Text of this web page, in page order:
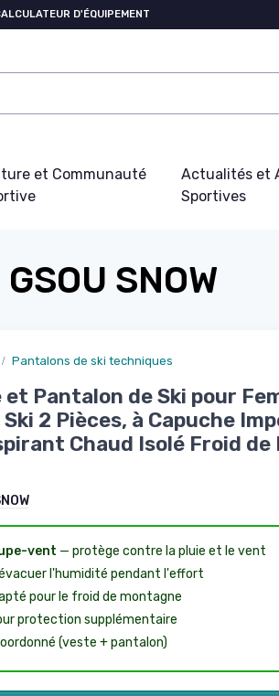
D'ÉQUIPEMENT
et Communauté
Actualités et
Sportives
GSOU SNOW
Pantalons de ski techniques
et Pantalon de Ski pour
2 Pièces, à Capuche
Chaud Isolé Froid de
vent — protège contre la pluie et le vent
l'humidité pendant l'effort
pour le froid de montagne
protection supplémentaire
(veste + pantalon)